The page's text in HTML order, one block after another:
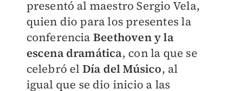
presentó al maestro Sergio Vela,
quien dio para los presentes la
conferencia Beethoven y la
escena dramática, con la que se
celebró el Día del Músico, al
igual que se dio inicio a las